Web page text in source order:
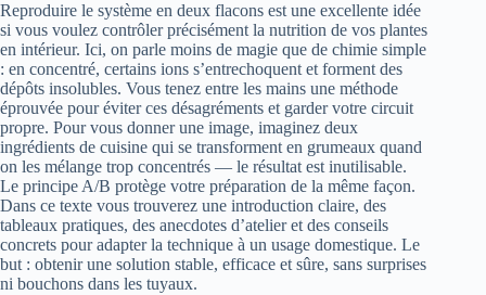
Reproduire le système en deux flacons est une excellente idée
si vous voulez contrôler précisément la nutrition de vos plantes
en intérieur. Ici, on parle moins de magie que de chimie simple
: en concentré, certains ions s’entrechoquent et forment des
dépôts insolubles. Vous tenez entre les mains une méthode
éprouvée pour éviter ces désagréments et garder votre circuit
propre. Pour vous donner une image, imaginez deux
ingrédients de cuisine qui se transforment en grumeaux quand
on les mélange trop concentrés — le résultat est inutilisable.
Le principe A/B protège votre préparation de la même façon.
Dans ce texte vous trouverez une introduction claire, des
tableaux pratiques, des anecdotes d’atelier et des conseils
concrets pour adapter la technique à un usage domestique. Le
but : obtenir une solution stable, efficace et sûre, sans surprises
ni bouchons dans les tuyaux.